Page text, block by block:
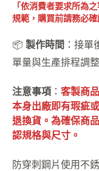
「依消費者要求所為
規範，購買前請務必
📦 製作時間 ：接單
單量與生產排程調整
注意事項 ： 客製商
本身出廠即有瑕疵
退換貨。為確保商
認規格與尺寸。
防穿刺鋼片使用不